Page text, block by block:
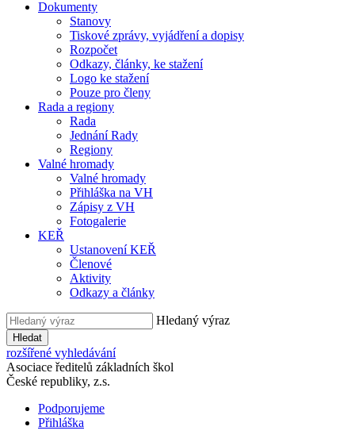
Dokumenty
Stanovy
Tiskové zprávy, vyjádření a dopisy
Rozpočet
Odkazy, články, ke stažení
Logo ke stažení
Pouze pro členy
Rada a regiony
Rada
Jednání Rady
Regiony
Valné hromady
Valné hromady
Přihláška na VH
Zápisy z VH
Fotogalerie
KEŘ
Ustanovení KEŘ
Členové
Aktivity
Odkazy a články
Hledaný výraz
Hledat
rozšířené vyhledávání
Asociace ředitelů základních škol
České republiky, z.s.
Podporujeme
Přihláška